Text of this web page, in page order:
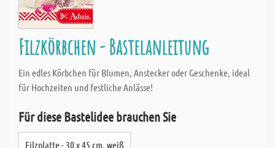
Filzkörbchen - Bastelanleitung
Ein edles Körbchen für Blumen, Anstecker oder Geschenke, ideal
für Hochzeiten und festliche Anlässe!
Für diese Bastelidee brauchen Sie
Filzplatte - 30 x 45 cm, weiß